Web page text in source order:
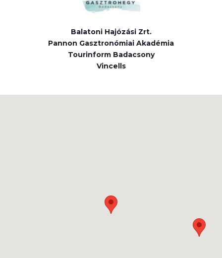
Balatoni Hajózási Zrt.
Pannon Gasztronómiai Akadémia
Tourinform Badacsony
Vincells